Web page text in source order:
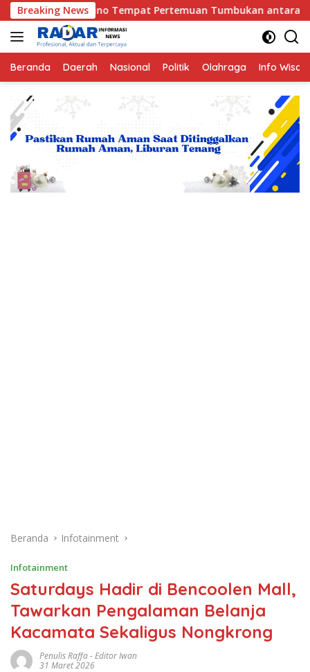
Langsung
ke
konten
Breaking News
Pertemuan Tumbukan antara Lempeng Indo-
Beranda Daerah Nasional Politik Olahraga Info
Beranda Infotainment
Infotainment
Saturdays Hadir di Bencoolen Mall,
Tawarkan Pengalaman Belanja
Kacamata Sekaligus Nongkrong
Penulis Raffa - Editor Iwan
31 Maret 2026